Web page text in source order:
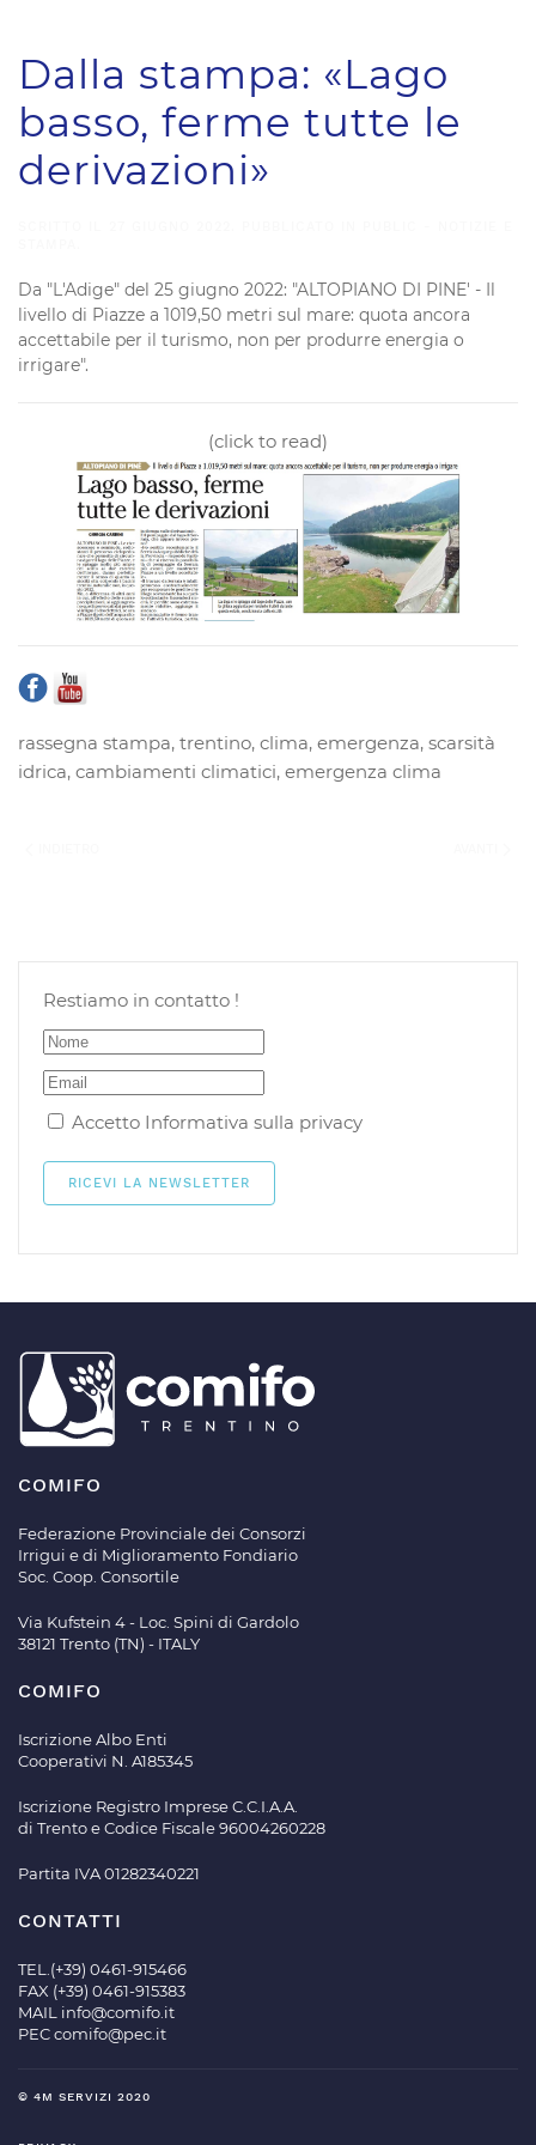
Dalla stampa: «Lago
basso, ferme tutte le
derivazioni»
Da "L'Adige" del 25 giugno 2022: "ALTOPIANO DI PINE' - Il
livello di Piazze a 1019,50 metri sul mare: quota ancora
accettabile per il turismo, non per produrre energia o
irrigare".
(click to read)
rassegna stampa, trentino, clima, emergenza, scarsità
idrica, cambiamenti climatici, emergenza clima
Restiamo in contatto !
Accetto Informativa sulla privacy
COMIFO
Federazione Provinciale dei Consorzi
Irrigui e di Miglioramento Fondiario
Soc. Coop. Consortile
Via Kufstein 4 - Loc. Spini di Gardolo
38121 Trento (TN) - ITALY
COMIFO
Iscrizione Albo Enti
Cooperativi N. A185345
Iscrizione Registro Imprese C.C.I.A.A.
di Trento e Codice Fiscale 96004260228
Partita IVA 01282340221
CONTATTI
TEL.(+39) 0461-915466
FAX (+39) 0461-915383
MAIL info@comifo.it
PECcomifo@pec.it
© 4M SERVIZI 2020